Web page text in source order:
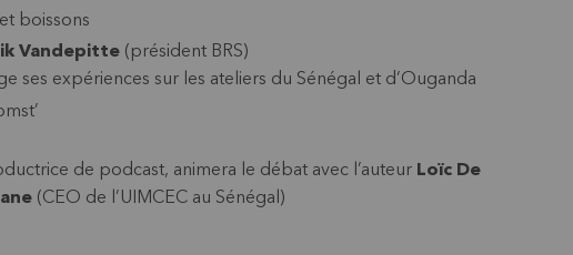
boissons
Vandepitte(président BRS)
ses expériences sur les ateliers du Sénégal et d’Ouganda
de podcast, animera le débat avec l’auteur Loïc De
(CEO de l’UIMCEC au Sénégal)